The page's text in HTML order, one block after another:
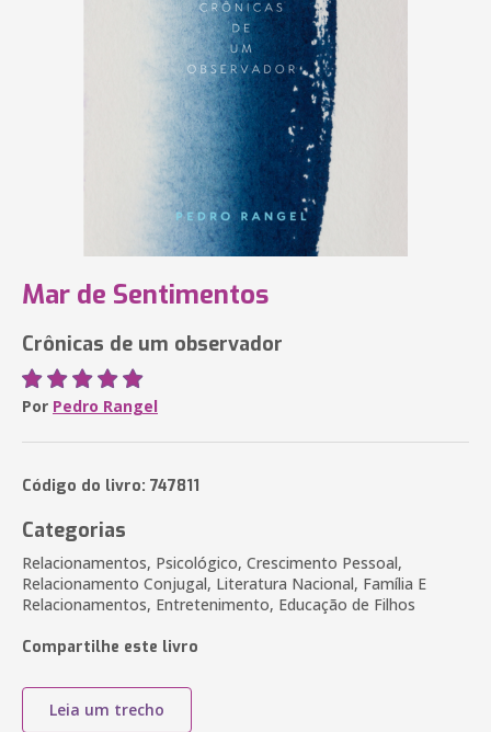
Mar de Sentimentos
Crônicas de um observador
Por Pedro Rangel
Código do livro: 747811
Categorias
Relacionamentos, Psicológico, Crescimento Pessoal,
Relacionamento Conjugal, Literatura Nacional, Família E
Relacionamentos, Entretenimento, Educação de Filhos
Compartilhe este livro
Leia um trecho